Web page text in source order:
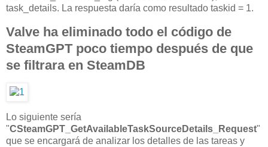
task_details. La respuesta daría como resultado taskid = 1.
Valve ha eliminado todo el código de
SteamGPT poco tiempo después de que
se filtrara en SteamDB
Lo siguiente sería
"CSteamGPT_GetAvailableTaskSourceDetails_Request"
que se encargará de analizar los detalles de las tareas y